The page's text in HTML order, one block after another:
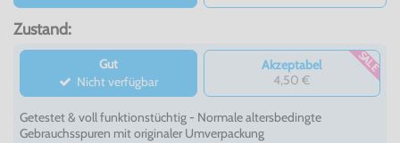
Zustand:
Gut
Nicht verfügbar
Akzeptabel
4,50 €
SALE
Getestet & voll funktionstüchtig - Normale altersbedingte
Gebrauchsspuren mit originaler Umverpackung